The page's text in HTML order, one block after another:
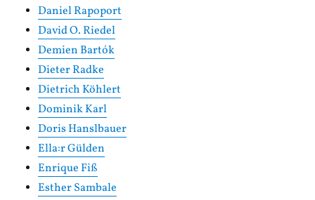
Daniel Rapoport
David O. Riedel
Demien Bartók
Dieter Radke
Dietrich Köhlert
Dominik Karl
Doris Hanslbauer
Ella:r Gülden
Enrique Fiß
Esther Sambale